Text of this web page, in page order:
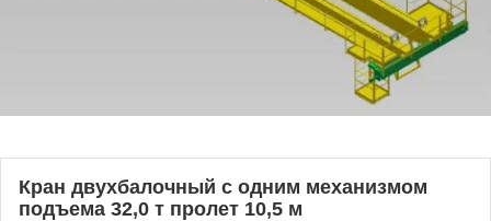
Кран двухбалочный с одним механизмом
подъема 32,0 т пролет 10,5 м